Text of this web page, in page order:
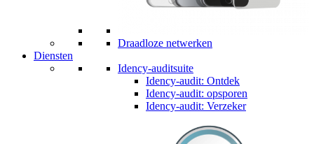
Draadloze netwerken
Diensten
Idency-auditsuite
Idency-audit: Ontdek
Idency-audit: opsporen
Idency-audit: Verzeker